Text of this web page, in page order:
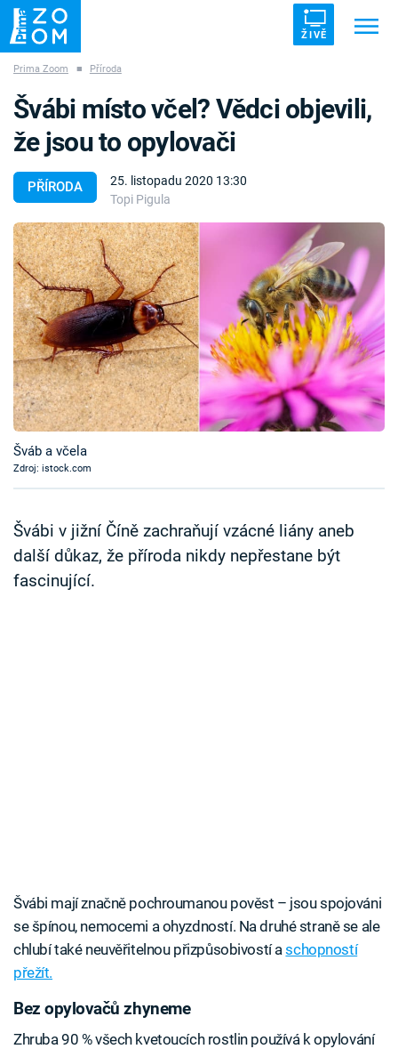
ŽIVĚ
ZÁHADY VETŘELCI DÁVNOVĚKU
Témata
Témata
Pořady
TV Program
Časopis
Sledujte prima+
Sledujte nás
Prima Zoom ■ Příroda
PŘÍRODA
25. listopadu 2020 13:30
Topi Pigula
Švábi místo včel? Vědci objevili,
že jsou to opylovači
Šváb a včela
Zdroj: istock.com
Švábi v jižní Číně zachraňují vzácné liány aneb
další důkaz, že příroda nikdy nepřestane být
fascinující.
Švábi mají značně pochroumanou pověst – jsou spojováni
se špínou, nemocemi a ohyzdností. Na druhé straně se ale
chlubí také neuvěřitelnou přizpůsobivostí aschopností
přežít.
Bez opylovačů zhyneme
Zhruba 90 % všech kvetoucích rostlin používá k opylování